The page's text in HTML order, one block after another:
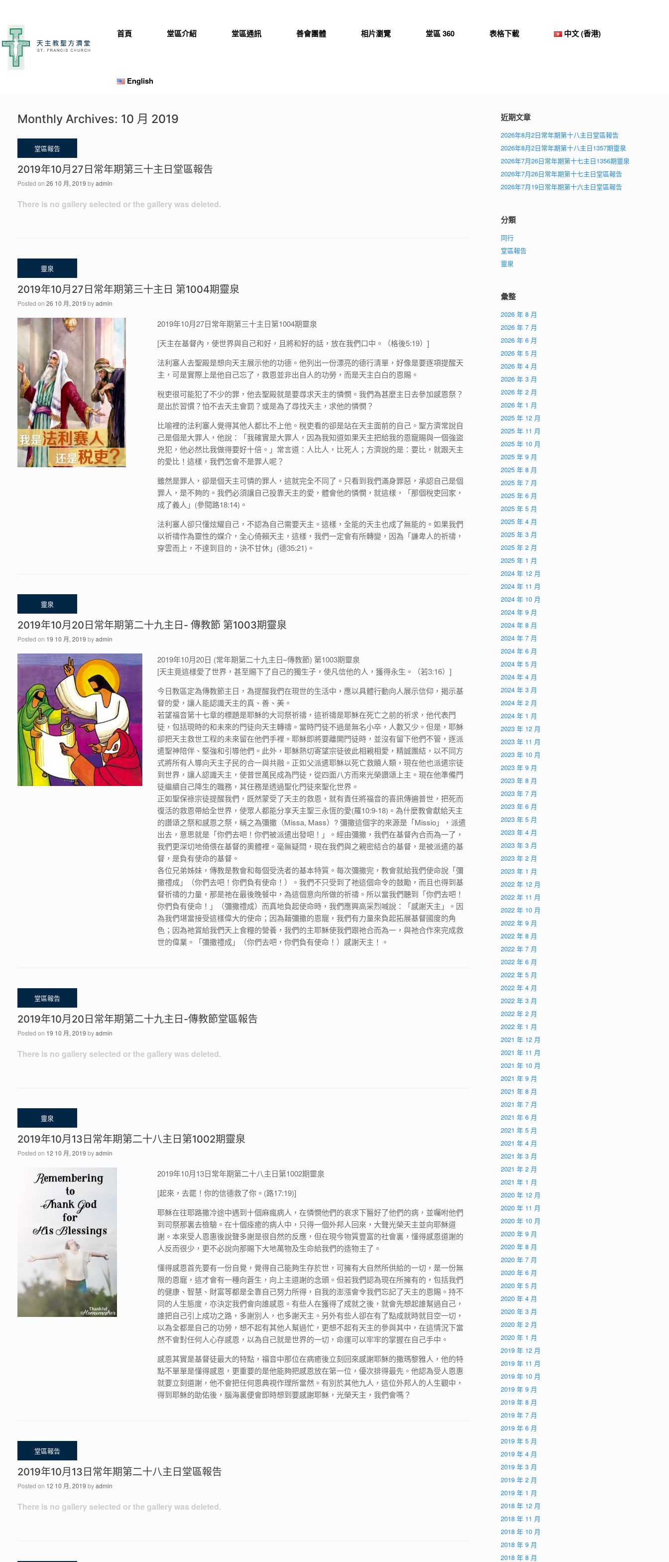
content
首頁 堂區介紹 堂區通訊 善會團體 相片瀏覽 堂區 360 表格下載 中文 (香港)
English
Monthly Archives: 10 月 2019
2019年10月27日常年期第三十主日堂區報告
Posted on 26 10 月, 2019 byadmin
There is no gallery selected or the gallery was deleted.
2019年10月27日常年期第三十主日 第1004期靈泉
Posted on 26 10 月, 2019 byadmin
2019年10月27日常年期第三十主日第1004期靈泉
[天主在基督內，使世界與自己和好，且將和好的話，放在我們口中。（格後5:19）]
法利塞人去聖殿是想向天主展示他的功德。他列出一份漂亮的德行清單，好像是要逐項提醒天
主，可是實際上是他自己忘了，救恩並非出自人的功勞，而是天主白白的恩賜。
稅吏很可能犯了不少的罪，他去聖殿就是要尋求天主的憐憫。我們為甚麼主日去參加感恩祭？
是出於習慣？怕不去天主會罰？或是為了尋找天主，求他的憐憫？
比喻裡的法利塞人覺得其他人都比不上他。稅吏看的卻是站在天主面前的自己。聖方濟常說自
己是個是大罪人，他說：「我確實是大罪人，因為我知道如果天主把給我的恩寵賜與一個強盜
兇犯，他必然比我做得要好十倍。」常言道：人比人，比死人；方濟說的是：要比，就跟天主
的愛比！這樣，我們怎會不是罪人呢？
雖然是罪人，卻是個天主可憐的罪人，這就完全不同了。只看到我們滿身罪惡，承認自己是個
罪人，是不夠的。我們必須讓自己投靠天主的愛，體會他的憐憫，就這樣，「那個稅吏回家，
成了義人」(參閱路18:14)。
法利塞人卻只懂炫耀自己，不認為自己需要天主。這樣，全能的天主也成了無能的。如果我們
以祈禱作為靈性的媒介，全心倚賴天主，這樣，我們一定會有所轉變，因為「謙卑人的祈禱，
穿雲而上，不達到目的，決不甘休」(德35:21)。
2019年10月20日常年期第二十九主日- 傳教節 第1003期靈泉
Posted on 19 10 月, 2019 byadmin
2019年10月20日 (常年期第二十九主日–傳教節) 第1003期靈泉
[天主竟這樣愛了世界，甚至賜下了自己的獨生子，使凡信他的人，獲得永生。（若3:16）]
今日教區定為傳教節主日，為提醒我們在現世的生活中，應以具體行動向人展示信仰，揭示基
督的愛，讓人能認識天主的真、善、美。
若望福音第十七章的標題是耶穌的大司祭祈禱，這祈禱是耶穌在死亡之前的祈求，他代表門
徒，包括現時的和未來的門徒向天主轉禱。當時門徒不過是無名小卒，人數又少。但是，耶穌
卻把天主救世工程的未來留在他們手裡。耶穌即將要離開門徒時，並沒有留下他們不管，逐派
遣聖神陪伴、堅強和引導他們。此外，耶穌熱切寄望宗徒彼此相親相愛，精誠團結，以不同方
式將所有人導向天主子民的合一與共融。正如父派遣耶穌以死亡救贖人類，現在他也派遣宗徒
到世界，讓人認識天主，使普世萬民成為門徒，從四面八方而來光榮讚頌上主。現在他準備門
徒繼續自己降生的職務，其任務是透過聖化門徒來聖化世界。
正如聖保祿宗徒提醒我們，既然蒙受了天主的救恩，就有責任將福音的喜訊傳遍普世，把死而
復活的救恩帶給全世界，使眾人都能分享天主聖三永恆的愛(羅10:9-18)。為什麼教會獻給天主
的讚頌之祭和感恩之祭，稱之為彌撒（Missa, Mass）? 彌撒這個字的來源是「Missio」，派遣
出去，意思就是「你們去吧！你們被派遣出發吧！」。經由彌撒，我們在基督內合而為一了，
我們更深切地倚偎在基督的奧體裡。毫無疑問，現在我們與之親密結合的基督，是被派遣的基
督，是負有使命的基督。
各位兄弟姊妹，傳教是教會和每個受洗者的基本特質。每次彌撒完，教會就給我們使命說「彌
撒禮成」（你們去吧！你們負有使命！）。我們不只受到了祂這個命令的鼓勵，而且也得到基
督祈禱的力量，那是祂在最後晚餐中，為這個意向所做的祈禱。所以當我們聽到「你們去吧！
你們負有使命！」（彌撒禮成）而真地負起使命時，我們應興高采烈喊說：「感謝天主」。因
為我們堪當接受這樣偉大的使命；因為藉彌撒的恩寵，我們有力量來負起拓展基督國度的角
色；因為祂賞給我們天上食糧的營養，我們的主耶穌使我們跟祂合而為一，與祂合作來完成救
世的偉業。「彌撒禮成」（你們去吧，你們負有使命！）感謝天主！。
2019年10月20日常年期第二十九主日-傳教節堂區報告
Posted on 19 10 月, 2019 byadmin
There is no gallery selected or the gallery was deleted.
2019年10月13日常年期第二十八主日第1002期靈泉
Posted on 12 10 月, 2019 byadmin
2019年10月13日常年期第二十八主日第1002期靈泉
[起來，去罷！你的信德救了你。(路17:19)]
耶穌在往耶路撒冷途中遇到十個麻瘋病人，在憐憫他們的哀求下醫好了他們的病，並囑咐他們
到司祭那裏去檢驗。在十個痊癒的病人中，只得一個外邦人回來，大聲光榮天主並向耶穌道
謝。本來受人恩惠後說聲多謝是很自然的反應，但在現今物質豐富的社會裏，懂得感恩道謝的
人反而很少，更不必說向那賜下大地萬物及生命給我們的造物主了。
懂得感恩首先要有一份自覺，覺得自己能夠生存於世，可擁有大自然所供給的一切，是一份無
限的恩寵，這才會有一種向蒼生，向上主道謝的念頭。但若我們認為現在所擁有的，包括我們
的健康、智慧、財富等都是全靠自己努力所得，自我的澎漲會令我們忘記了天主的恩賜。持不
同的人生態度，亦決定我們會向誰感恩。有些人在獲得了成就之後，就會先想起誰幫過自己，
誰把自己引上成功之路，多謝別人，也多謝天主。另外有些人卻在有了點成就時就目空一切，
以為全都是自己的功勞，想不起有其他人幫過忙，更想不起有天主的參與其中，在這情況下當
然不會對任何人心存感恩，以為自己就是世界的一切，命運可以牢牢的掌握在自己手中。
感恩其實是基督徒最大的特點，福音中那位在病癒後立刻回來感謝耶穌的撒瑪黎雅人，他的特
點不單單是懂得感恩，更重要的是他能夠把感恩放在第一位，優次排得最先。他認為受人恩惠
就要立刻道謝，他不會把任何恩典視作理所當然。有別於其他九人，這位外邦人的人生觀中，
得到耶穌的助佑後，腦海裏便會即時想到要感謝耶穌，光榮天主，我們會嗎？
2019年10月13日常年期第二十八主日堂區報告
Posted on 12 10 月, 2019 byadmin
There is no gallery selected or the gallery was deleted.
近期文章
2026年8月2日常年期第十八主日堂區報告
2026年8月2日常年期第十八主日1357期靈泉
2026年7月26日常年期第十七主日1356期靈泉
2026年7月26日常年期第十七主日堂區報告
2026年7月19日常年期第十六主日堂區報告
分類
同行
堂區報告
靈泉
彙整
2026 年 8 月
2026 年 7 月
2026 年 6 月
2026 年 5 月
2026 年 4 月
2026 年 3 月
2026 年 2 月
2026 年 1 月
2025 年 12 月
2025 年 11 月
2025 年 10 月
2025 年 9 月
2025 年 8 月
2025 年 7 月
2025 年 6 月
2025 年 5 月
2025 年 4 月
2025 年 3 月
2025 年 2 月
2025 年 1 月
2024 年 12 月
2024 年 11 月
2024 年 10 月
2024 年 9 月
2024 年 8 月
2024 年 7 月
2024 年 6 月
2024 年 5 月
2024 年 4 月
2024 年 3 月
2024 年 2 月
2024 年 1 月
2023 年 12 月
2023 年 11 月
2023 年 10 月
2023 年 9 月
2023 年 8 月
2023 年 7 月
2023 年 6 月
2023 年 5 月
2023 年 4 月
2023 年 3 月
2023 年 2 月
2023 年 1 月
2022 年 12 月
2022 年 11 月
2022 年 10 月
2022 年 9 月
2022 年 8 月
2022 年 7 月
2022 年 6 月
2022 年 5 月
2022 年 4 月
2022 年 3 月
2022 年 2 月
2022 年 1 月
2021 年 12 月
2021 年 11 月
2021 年 10 月
2021 年 9 月
2021 年 8 月
2021 年 7 月
2021 年 6 月
2021 年 5 月
2021 年 4 月
2021 年 3 月
2021 年 2 月
2021 年 1 月
2020 年 12 月
2020 年 11 月
2020 年 10 月
2020 年 9 月
2020 年 8 月
2020 年 7 月
2020 年 6 月
2020 年 5 月
2020 年 4 月
2020 年 3 月
2020 年 2 月
2020 年 1 月
2019 年 12 月
2019 年 11 月
2019 年 10 月
2019 年 9 月
2019 年 8 月
2019 年 7 月
2019 年 6 月
2019 年 5 月
2019 年 4 月
2019 年 3 月
2019 年 2 月
2019 年 1 月
2018 年 12 月
2018 年 11 月
2018 年 10 月
2018 年 9 月
2018 年 8 月